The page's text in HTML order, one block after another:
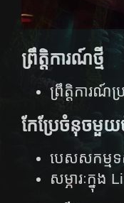
ព្រឹត្តិការណ៍ថ្មី
ព្រឹត្តិការណ៍
កែប្រែចំនុចមួ
បេសសកម្ម
សម្ភារៈក្នុង